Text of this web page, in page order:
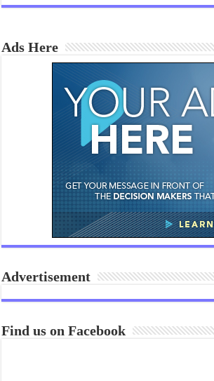
Ads Here
Advertisement
Find us on Facebook